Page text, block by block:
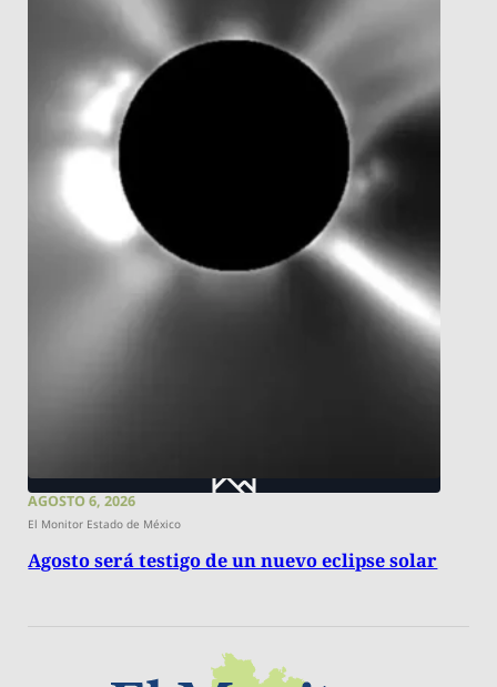
AGOSTO 6, 2026
El Monitor Estado de México
Agosto será testigo de un nuevo eclipse solar